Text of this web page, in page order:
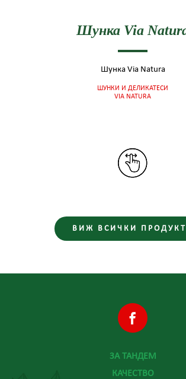
Шунка Via
Шунка Via Natura
ШУНКИ И ДЕЛИКАТЕСИ
VIA NATURA
ВИЖ ВСИЧКИ
ЗА ТАНДЕМ
КАЧЕСТВО